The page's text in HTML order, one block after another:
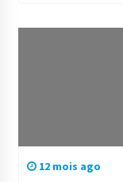
12 mois ago